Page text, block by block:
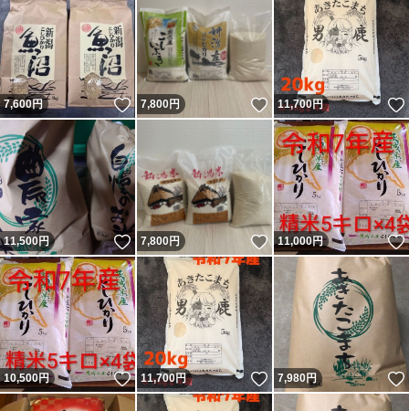
7,600円 いいね！
7,800円 いいね！
11,700円
11,500円 いいね！
7,800円 いいね！
11,000円
10,500円 いいね！
11,700円 いいね！
7,980円